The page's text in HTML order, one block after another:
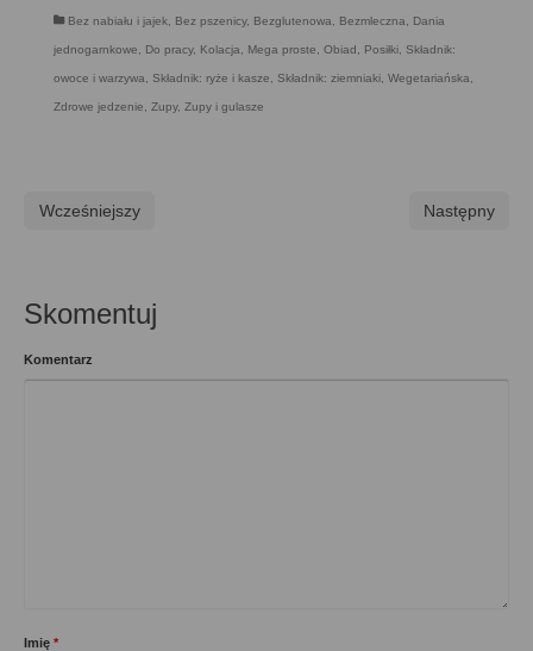
Bez nabiału i jajek Bez pszenicy, Bezglutenowa Bezmleczna Dania
jednogarnkowe Do pracy, Kolacja Mega proste Obiad Posiłki Składnik:
owoce i warzywa Składnik: ryże i kasze Składnik: ziemniaki Wegetariańska
Zdrowe jedzenie Zupy, Zupy i gulasze
Wcześniejszy Następny
Skomentuj
Komentarz
Imię *